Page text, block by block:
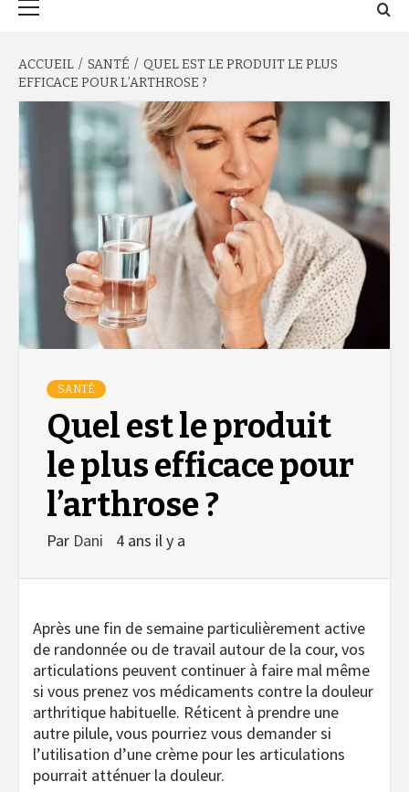
ACCUEIL SANTÉ
QUEL EST LE PRODUIT LE PLUS
EFFICACE POUR L’ARTHROSE ?
SANTÉ
Quel est le produit
le plus efficace pour
l’arthrose ?
Par Dani 4 ans il y a
Après une fin de semaine particulièrement active
de randonnée ou de travail autour de la cour, vos
articulations peuvent continuer à faire mal même
si vous prenez vos médicaments contre la douleur
arthritique habituelle. Réticent à prendre une
autre pilule, vous pourriez vous demander si
l’utilisation d’une crème pour les articulations
pourrait atténuer la douleur.